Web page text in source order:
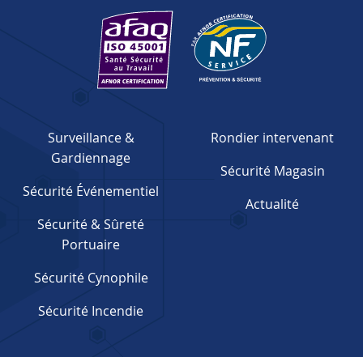
Surveillance &
Gardiennage
Sécurité Événementiel
Sécurité & Sûreté
Portuaire
Sécurité Cynophile
Sécurité Incendie
Rondier intervenant
Sécurité Magasin
Actualité